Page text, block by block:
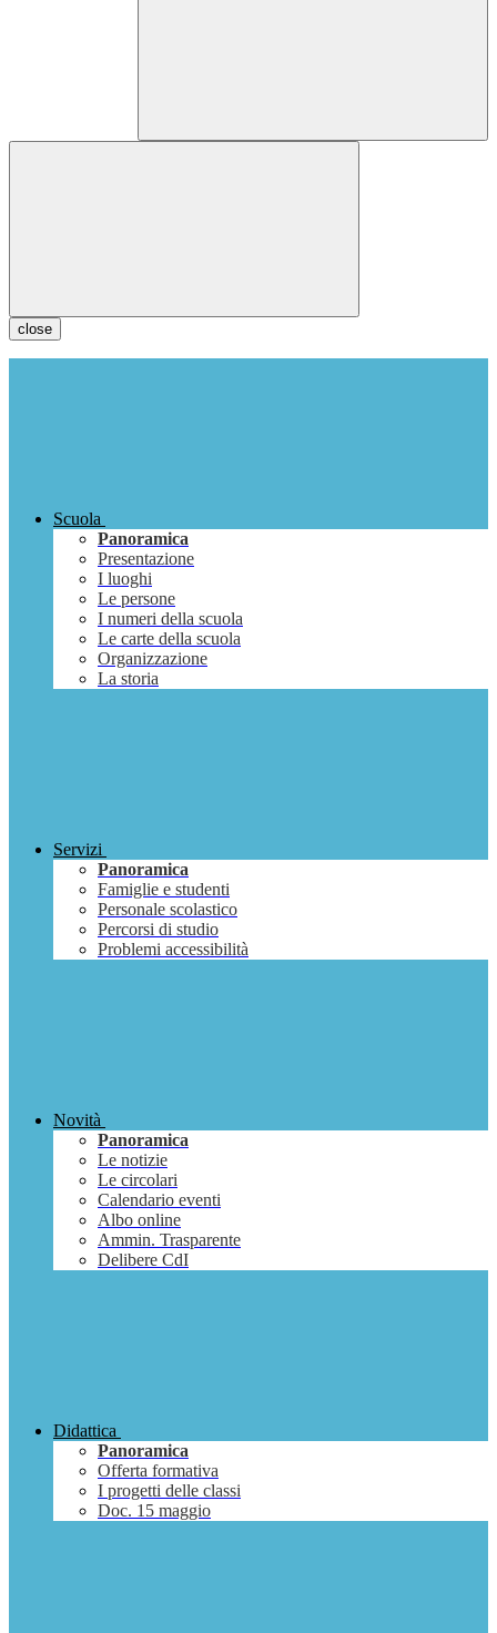
close
Scuola
Panoramica
Presentazione
I luoghi
Le persone
I numeri della scuola
Le carte della scuola
Organizzazione
La storia
Servizi
Panoramica
Famiglie e studenti
Personale scolastico
Percorsi di studio
Problemi accessibilità
Novità
Panoramica
Le notizie
Le circolari
Calendario eventi
Albo online
Ammin. Trasparente
Delibere CdI
Didattica
Panoramica
Offerta formativa
I progetti delle classi
Doc. 15 maggio